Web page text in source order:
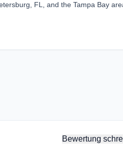
FL, and the Tampa Bay
Bewertung